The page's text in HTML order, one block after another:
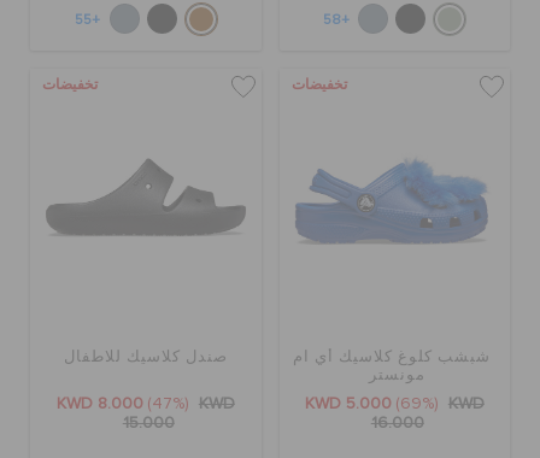
+58
+55
تخفيضات
شبشب كلوغ كلاسيك أي ام
مونستر
KWD 5.000 (69%)
KWD
16.000
تخفيضات
صندل كلاسيك للاطفال
KWD 8.000 (47%)
KWD
15.000